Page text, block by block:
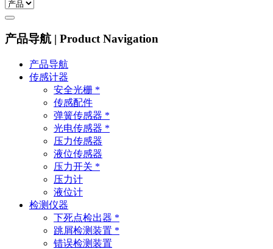
产品导航 | Product Navigation
产品导航
传感计器
安全光栅 *
传感配件
弹簧传感器 *
光电传感器 *
压力传感器
液位传感器
压力开关 *
压力计
液位计
检测仪器
下死点检出器 *
跳屑检测装置 *
错误检测装置